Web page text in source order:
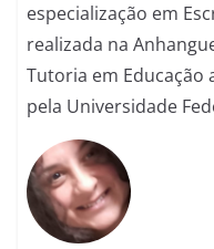
especialização em
realizada na
Tutoria em Educação
pela Universidade